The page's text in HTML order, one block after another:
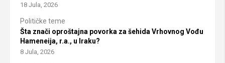
18 Jula, 2026
Političke teme
Šta znači oproštajna povorka za šehida Vrhovnog Vođu
Hameneija, r.a., u Iraku?
8 Jula, 2026